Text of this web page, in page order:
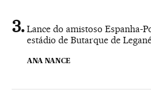
Lance do amistoso Espanha-
estádio de Butarque de
ANA NANCE